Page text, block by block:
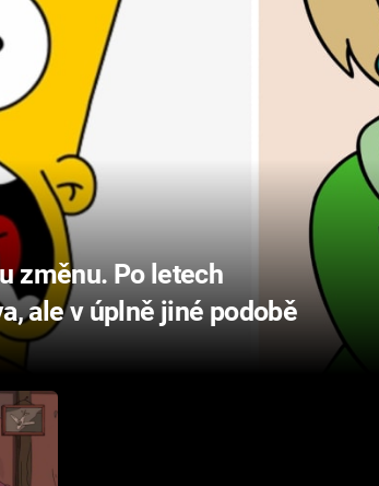
změnu. Po letech
ale v úplně jiné podobě